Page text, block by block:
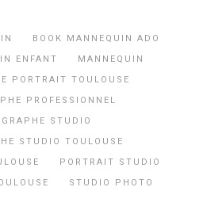
BOOK MANNEQUIN ADO
ENFANT
MANNEQUIN
PORTRAIT TOULOUSE
PROFESSIONNEL
STUDIO
STUDIO TOULOUSE
PORTRAIT STUDIO
STUDIO PHOTO